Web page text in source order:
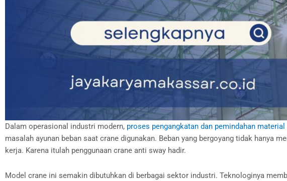
Dalam operasional industri modern, proses pengangkatan dan pemindahan material
masalah ayunan beban saat crane digunakan. Beban yang bergoyang tidak hanya
kerja. Karena itulah penggunaan crane anti sway hadir.
Model crane ini semakin dibutuhkan di berbagai sektor industri. Teknologinya